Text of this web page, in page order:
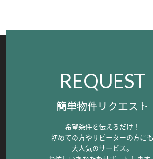
REQUEST
簡単物件リクエスト
希望条件を伝えるだけ！
初めての方やリピーターの方にも
大人気のサービス。